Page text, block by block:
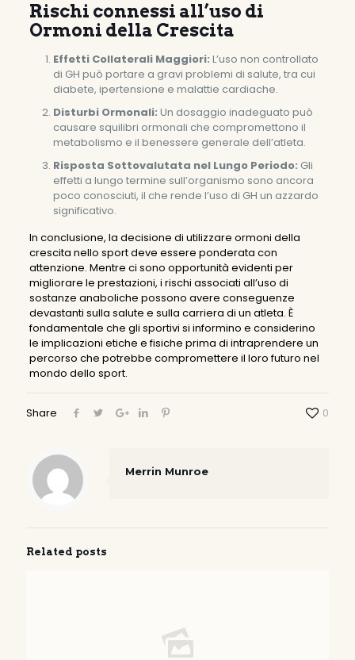
Rischi connessi all’uso di
Ormoni della Crescita
Effetti Collaterali Maggiori: L’uso non controllato
di GH può portare a gravi problemi di salute, tra cui
diabete, ipertensione e malattie cardiache.
Disturbi Ormonali: Un dosaggio inadeguato può
causare squilibri ormonali che compromettono il
metabolismo e il benessere generale dell’atleta.
Risposta Sottovalutata nel Lungo Periodo: Gli
effetti a lungo termine sull’organismo sono ancora
poco conosciuti, il che rende l’uso di GH un azzardo
significativo.
In conclusione, la decisione di utilizzare ormoni della
crescita nello sport deve essere ponderata con
attenzione. Mentre ci sono opportunità evidenti per
migliorare le prestazioni, i rischi associati all’uso di
sostanze anaboliche possono avere conseguenze
devastanti sulla salute e sulla carriera di un atleta. È
fondamentale che gli sportivi si informino e considerino
le implicazioni etiche e fisiche prima di intraprendere un
percorso che potrebbe compromettere il loro futuro nel
mondo dello sport.
Share 0
Merrin Munroe
Related posts